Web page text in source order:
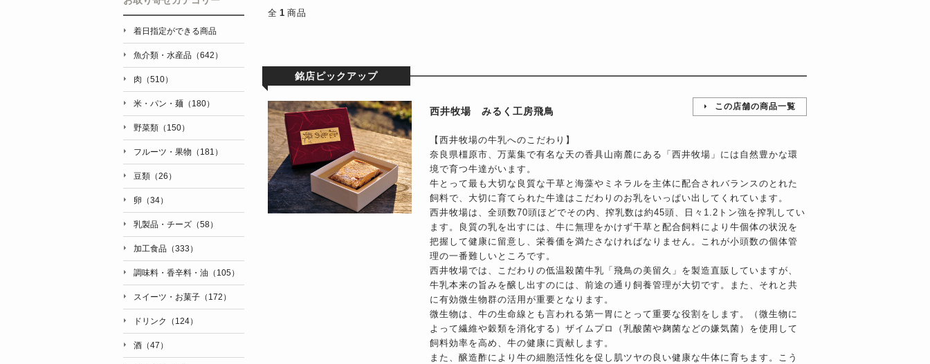
全 1 商品
銘店ピックアップ
西井牧場 みるく工房飛鳥 この店舗の商品一覧
【西井牧場の牛乳へのこだわり】
奈良県橿原市、万葉集で有名な天の香具山南麓にある「西井牧場」には自然豊かな環
境で育つ牛達がいます。
牛とって最も大切な良質な干草と海藻やミネラルを主体に配合されバランスのとれた
飼料で、大切に育てられた牛達はこだわりのお乳をいっぱい出してくれています。
西井牧場は、全頭数70頭ほどでその内、搾乳数は約45頭、日々1.2トン強を搾乳してい
ます。良質の乳を出すには、牛に無理をかけず干草と配合飼料により牛個体の状況を
把握して健康に留意し、栄養価を満たさなければなりません。これが小頭数の個体管
理の一番難しいところです。
西井牧場では、こだわりの低温殺菌牛乳「飛鳥の美留久」を製造直販していますが、
牛乳本来の旨みを醸し出すのには、前途の通り飼養管理が大切です。また、それと共
に有効微生物群の活用が重要となります。
微生物は、牛の生命線とも言われる第一胃にとって重要な役割をします。（微生物に
よって繊維や穀類を消化する）ザイムプロ（乳酸菌や麹菌などの嫌気菌）を使用して
飼料効率を高め、牛の健康に貢献します。
また、醸造酢により牛の細胞活性化を促し肌ツヤの良い健康な牛体に育ちます。こう
着日指定ができる商品
魚介類・水産品（642）
肉（510）
米・パン・麺（180）
野菜類（150）
フルーツ・果物（181）
豆類（26）
卵（34）
乳製品・チーズ（58）
加工食品（333）
調味料・香辛料・油（105）
スイーツ・お菓子（172）
ドリンク（124）
酒（47）